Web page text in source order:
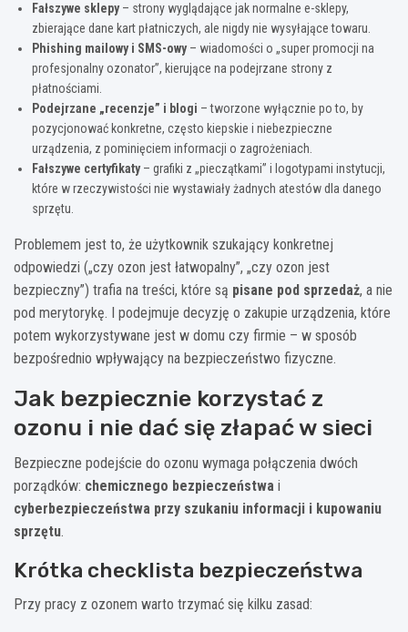
Fałszywe sklepy– strony wyglądające jak normalne e-sklepy,
zbierające dane kart płatniczych, ale nigdy nie wysyłające towaru.
Phishing mailowy i SMS-owy– wiadomości o „super promocji na
profesjonalny ozonator”, kierujące na podejrzane strony z
płatnościami.
Podejrzane „recenzje” i blogi – tworzone wyłącznie po to, by
pozycjonować konkretne, często kiepskie i niebezpieczne
urządzenia, z pominięciem informacji o zagrożeniach.
Fałszywe certyfikaty– grafiki z „pieczątkami” i logotypami instytucji,
które w rzeczywistości nie wystawiały żadnych atestów dla danego
sprzętu.
Problemem jest to, że użytkownik szukający konkretnej
odpowiedzi („czy ozon jest łatwopalny”, „czy ozon jest
bezpieczny”) trafia na treści, które są pisane pod sprzedaż, a nie
pod merytorykę. I podejmuje decyzję o zakupie urządzenia, które
potem wykorzystywane jest w domu czy firmie – w sposób
bezpośrednio wpływający na bezpieczeństwo fizyczne.
Jak bezpiecznie korzystać z
ozonu i nie dać się złapać w sieci
Bezpieczne podejście do ozonu wymaga połączenia dwóch
porządków: chemicznego bezpieczeństwa i
cyberbezpieczeństwa przy szukaniu informacji i kupowaniu
sprzętu.
Krótka checklista bezpieczeństwa
Przy pracy z ozonem warto trzymać się kilku zasad: